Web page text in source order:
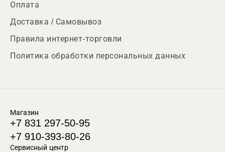
Оплата
Доставка / Самовывоз
Правила интернет-торговли
Политика обработки персональных данных
Магазин
+7 831 297-50-95
+7 910-393-80-26
Сервисный центр